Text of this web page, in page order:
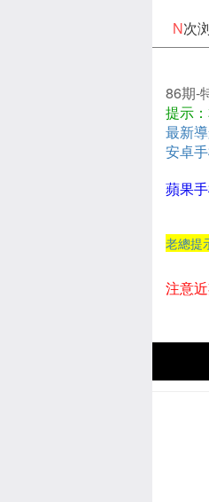
N次
86期-
提示
最新
安卓
蘋果
老總提
注意